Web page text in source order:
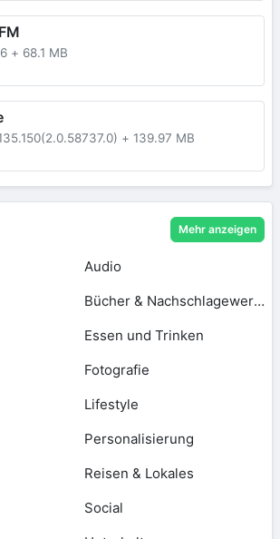
+ 68.1 MB
+ 139.97 MB
Mehr anzeigen
Audio
Bücher & Nachschlagewerke
Essen und Trinken
Fotografie
Lifestyle
Personalisierung
Reisen & Lokales
Social